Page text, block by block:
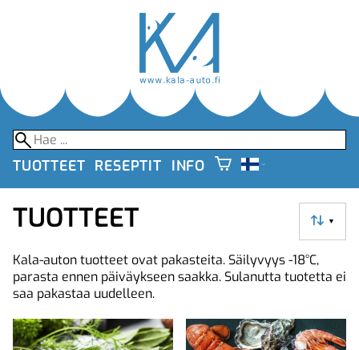
TUOTTEET RESEPTIT INFO
▼
TUOTTEET
Kala-auton tuotteet ovat pakasteita. Säilyvyys -18°C,
parasta ennen päiväykseen saakka. Sulanutta tuotetta ei
saa pakastaa uudelleen.